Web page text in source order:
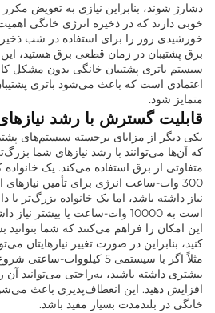
دشارژ شوند، بنابراین نیازی به تعویض
خوبی دارند که در ذخیره انرژی خانگی
خورشیدی روز را برای استفاده در شب ذخیره
برق پشتیبان در زمان قطعی برق هستید، این
سیستم باتری پشتیبان خانگی بدون مشکل
اعتمادی است که باعث می‌شود باتری
متمایز شود.
قابلیت گسترش با رشد
یکی دیگر از مزایای برجسته سیستم‌های
که آن‌ها می‌توانند با رشد نیازهای شما
متفاوتی از برق استفاده می‌کند. یک
300 وات-ساعت انرژی برای تأمین
نیاز داشته باشد، اما یک خانواده بزرگ‌تر با
است به 10000 وات-ساعت یا بیشتر
این امکان را فراهم می‌کنند که شما
کنید، بنابراین در صورت تغییر نیازهایتان
مثلاً اگر با سیستمی 5 کیلووات-
افزایش دهید. این انعطاف‌پذیری باعث
خانگی در بلندمدت بسیار مفید باشد.